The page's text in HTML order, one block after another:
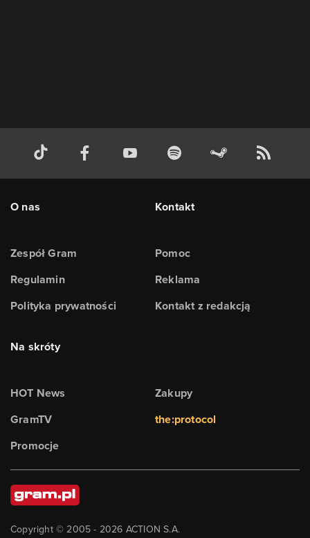
O nas
Zespół Gram
Regulamin
Polityka prywatności
Kontakt
Pomoc
Reklama
Kontakt z redakcją
Na skróty
HOT News
GramTV
Promocje
Zakupy
the:protocol
Copyright © 2005 - 2026 ACTION S.A.